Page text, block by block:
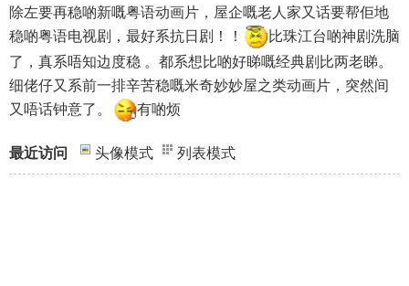
除左要再稳啲新嘅粤语动画片，屋企嘅老人家又话要帮佢地
稳啲粤语电视剧，最好系抗日剧！！
比珠江台啲神剧洗脑
了，真系唔知边度稳 。都系想比啲好睇嘅经典剧比两老睇。
细佬仔又系前一排辛苦稳嘅米奇妙妙屋之类动画片，突然间
又唔话钟意了。
有啲烦
最近访问 头像模式 列表模式